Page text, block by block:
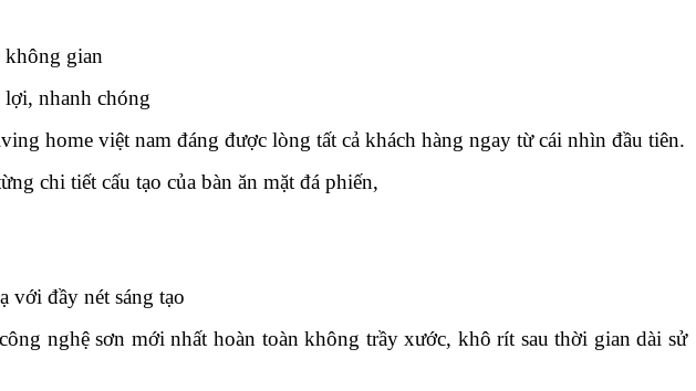
không gian
nhanh chóng
home việt nam đáng được lòng tất cả khách hàng ngay từ cái nhìn đầu tiên.
chi tiết cấu tạo của bàn ăn mặt đá phiến,
với đầy nét sáng tạo
nghệ sơn mới nhất hoàn toàn không trầy xước, khô rít sau thời gian dài sử